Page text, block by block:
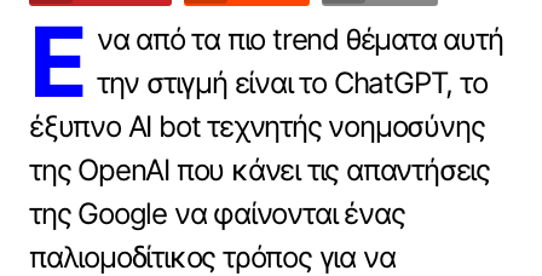
Έ να από τα πιο trend θέματα αυτή
την στιγμή είναι το ChatGPT, το
έξυπνο AI bot τεχνητής νοημοσύνης
της OpenAI που κάνει τις απαντήσεις
της Google να φαίνονται ένας
παλιομοδίτικος τρόπος για να